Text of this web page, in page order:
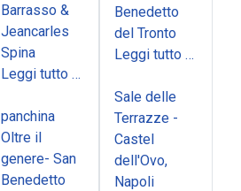
Barrasso &
Jeancarles
Spina
Leggi tutto …
panchina
Oltre il
genere- San
Benedetto
Benedetto
del Tronto
Leggi tutto …
Sale delle
Terrazze -
Castel
dell'Ovo,
Napoli